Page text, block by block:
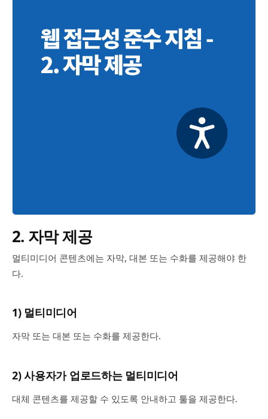
2. 자막 제공
멀티미디어 콘텐츠에는 자막, 대본 또는 수화를 제공해야 한
다.
1) 멀티미디어
자막 또는 대본 또는 수화를 제공한다.
2) 사용자가 업로드하는 멀티미디어
대체 콘텐츠를 제공할 수 있도록 안내하고 툴을 제공한다.